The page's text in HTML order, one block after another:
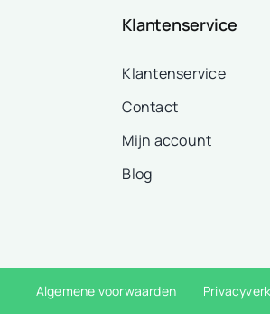
Klantenservice
Klantenservice
Contact
Mijn account
Blog
Algemene voorwaarden